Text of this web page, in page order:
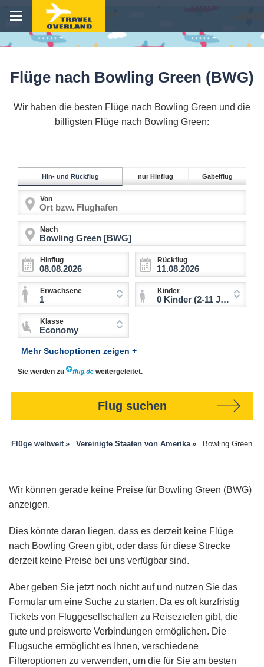
Flüge nach Bowling Green (BWG)
Wir haben die besten Flüge nach Bowling Green und die
billigsten Flüge nach Bowling Green:
Hin- und Rückflug nur Hinflug Gabelflug
Von
Nach
Hinflug Rückflug
Erwachsene
1
Kinder
0 Kinder (2-11 Jahre)
Klasse
Economy
Mehr Suchoptionen zeigen +
Sie werden zu weitergeleitet.
Flug suchen
Flüge weltweit Vereinigte Staaten von Amerika Bowling Green
Wir können gerade keine Preise für Bowling Green (BWG)
anzeigen.
Dies könnte daran liegen, dass es derzeit keine Flüge
nach Bowling Green gibt, oder dass für diese Strecke
derzeit keine Preise bei uns verfügbar sind.
Aber geben Sie jetzt noch nicht auf und nutzen Sie das
Formular um eine Suche zu starten. Da es oft kurzfristig
Tickets von Fluggesellschaften zu Reisezielen gibt, die
gute und preiswerte Verbindungen ermöglichen. Die
Flugsuche ermöglicht es Ihnen, verschiedene
Filteroptionen zu verwenden, um die für Sie am besten